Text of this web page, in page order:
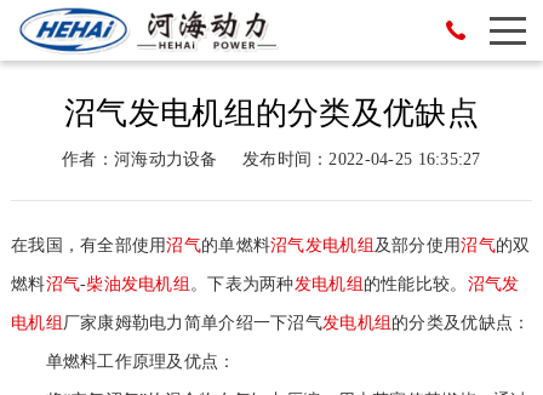
沼气发电机组的分类及优缺点
作者：河海动力设备 发布时间：2022-04-25 16:35:27
在我国，有全部使用沼气的单燃料沼气发电机组 及部分使用沼气的双
燃料沼气-柴油发电机组 。下表为两种发电机组 的性能比较。 沼气发
电机组 厂家康姆勒电力简单介绍一下沼气发电机组 的分类及优缺点：
单燃料工作原理及优点：